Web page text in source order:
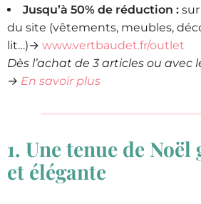
Jusqu’à 50% de réduction :
du site (vêtements, meubles,
lit…)→ www.vertbaudet.fr/outlet
Dès l’achat de 3 articles ou avec
→ En savoir plus
1. Une tenue de
et élégante